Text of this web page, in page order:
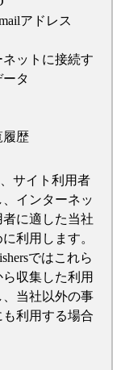
アドレス
ネットに接続す
タ
履歴
サイト利用者
インターネッ
者に適した当社
利用します。
ではこれら
収集した利用
当社以外の事
利用する場合